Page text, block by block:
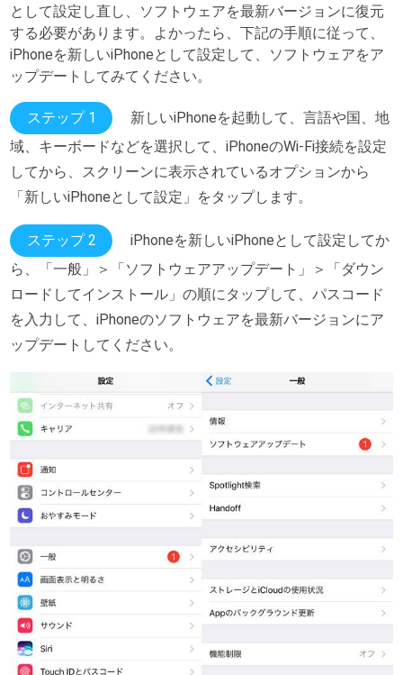
として設定し直し、ソフトウェアを最新バージョンに復元
する必要があります。よかったら、下記の手順に従って、
iPhoneを新しいiPhoneとして設定して、ソフトウェアをア
ップデートしてみてください。
ステップ 1
新しいiPhoneを起動して、言語や国、地
域、キーボードなどを選択して、iPhoneのWi-Fi接続を設定
してから、スクリーンに表示されているオプションから
「新しいiPhoneとして設定」をタップします。
ステップ 2
iPhoneを新しいiPhoneとして設定してか
ら、「一般」＞「ソフトウェアアップデート」＞「ダウン
ロードしてインストール」の順にタップして、パスコード
を入力して、iPhoneのソフトウェアを最新バージョンにア
ップデートしてください。